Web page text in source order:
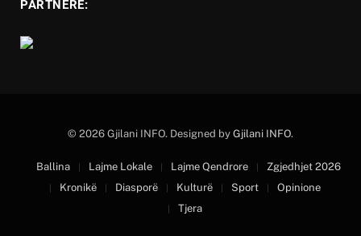
PARTNERE:
© 2026 Gjilani INFO. Designed by Gjilani INFO.
Ballina Lajme Lokale Lajme Qendrore
Zgjedhjet 2026
Kronikë
Diasporë Kulturë Sport
Opinione
Tjera